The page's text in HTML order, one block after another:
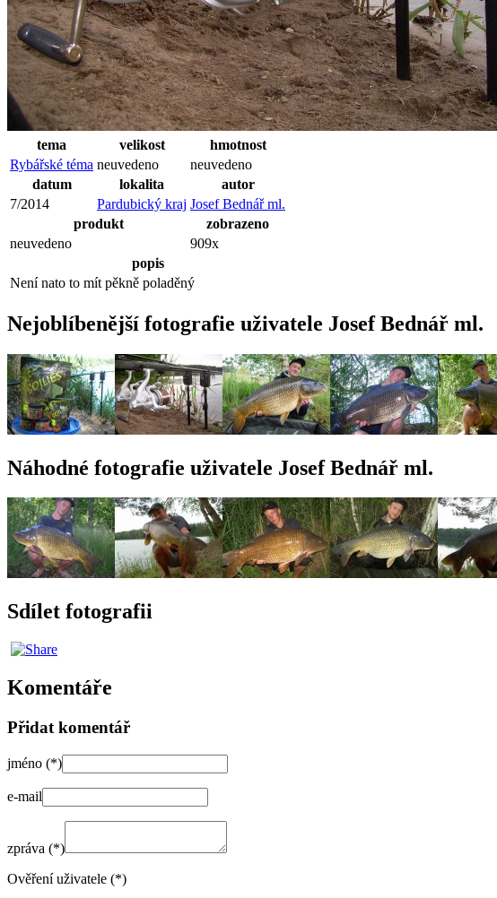
tema velikost
hmotnost
Rybářské téma neuvedeno
neuvedeno
datum
lokalita
autor
7/2014
Pardubický kraj Josef Bednář ml.
produkt
zobrazeno
neuvedeno
909x
popis
Není nato to mít pěkně poladěný
Nejoblíbenější fotografie uživatele Josef Bednář ml.
Náhodné fotografie uživatele Josef Bednář ml.
Sdílet fotografii
Komentáře
Přidat komentář
jméno (*)
e-mail
zpráva (*)
Ověření uživatele (*)